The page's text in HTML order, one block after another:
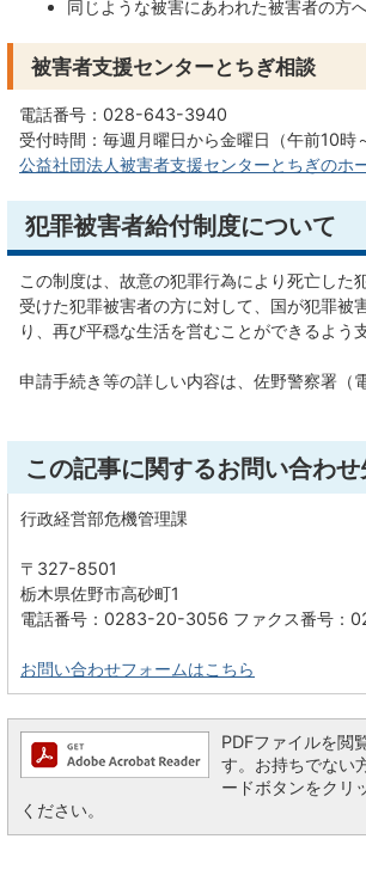
同じような被害にあわれた被害者の方
被害者支援センターとちぎ相談
電話番号：028-643-3940
受付時間：毎週月曜日から金曜日（午前10時
公益社団法人被害者支援センターとちぎのホ
犯罪被害者給付制度について
この制度は、故意の犯罪行為により死亡し
受けた犯罪被害者の方に対して、国が犯罪被
り、再び平穏な生活を営むことができるよう
申請手続き等の詳しい内容は、佐野警察署
この記事に関するお問い合わせ
行政経営部危機管理課
〒327-8501
栃木県佐野市高砂町1
電話番号：0283-20-3056 ファクス番号：
お問い合わせフォームはこちら
PDFファイルを閲
す。お持ちでない
ードボタンをクリ
ください。